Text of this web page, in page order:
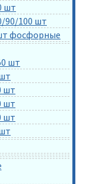
шт
90/100 шт
фосфорные
шт
шт
шт
шт